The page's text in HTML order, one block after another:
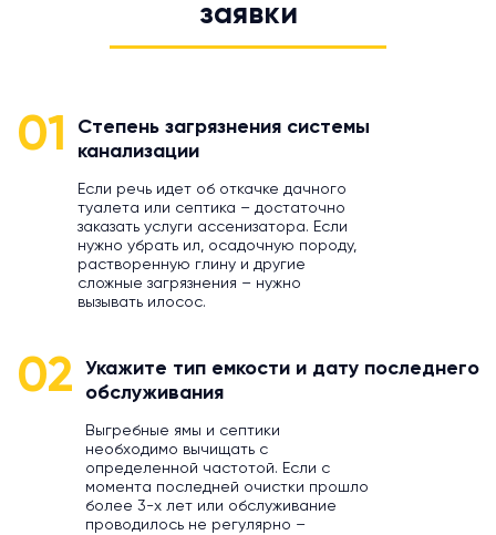
заявки
01
Степень загрязнения системы
канализации
Если речь идет об откачке дачного
туалета или септика – достаточно
заказать услуги ассенизатора. Если
нужно убрать ил, осадочную породу,
растворенную глину и другие
сложные загрязнения – нужно
вызывать илосос.
02
Укажите тип емкости и дату последнего
обслуживания
Выгребные ямы и септики
необходимо вычищать с
определенной частотой. Если с
момента последней очистки прошло
более 3-х лет или обслуживание
проводилось не регулярно –